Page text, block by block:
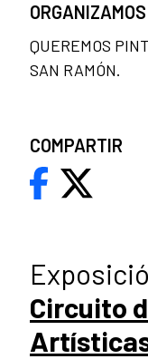
Circuito
QUEREMOS
SAN RAMÓN.
COMPARTIR